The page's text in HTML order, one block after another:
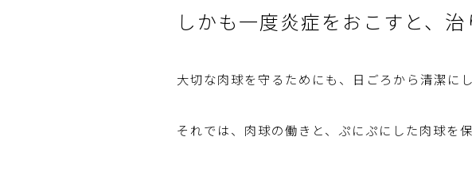
しかも一度炎症をおこすと、治
大切な肉球を守るためにも、日ごろから清潔に
それでは、肉球の働きと、ぷにぷにした肉球を